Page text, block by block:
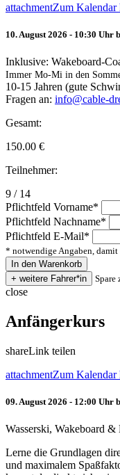
attachmentZum Kalendar
10. August 2026 - 10:30 Uhr
Inklusive: Wakeboard-
Immer Mo-Mi in den
10-15 Jahren (gute
Fragen an: info@cable-
Gesamt:
150.00 €
Teilnehmer:
9 / 14
Pflichtfeld Vorname*
Pflichtfeld Nachname*
Pflichtfeld E-Mail*
* notwendige Angaben,
Spare
close
Anfängerkurs
shareLink teilen
attachmentZum Kalendar
09. August 2026 - 12:00 Uhr
Wasserski, Wakeboard
Lerne die Grundlagen
und maximalem